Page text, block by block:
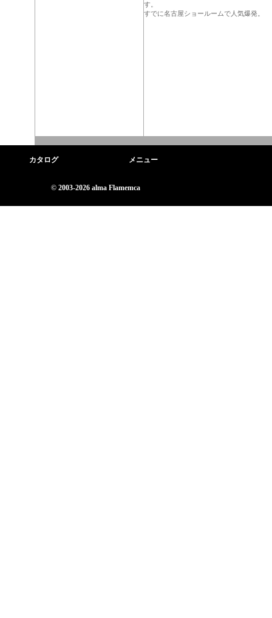
す。
すでに名古屋ショールームで人気爆発。
カタログ メニュー
© 2003-2026 alma Flamemca